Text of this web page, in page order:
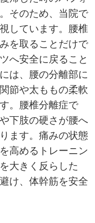
そのため、当院で
しています。腰椎
を取ることだけで
へ安全に戻ること
は、腰の分離部に
節や太ももの柔軟
。腰椎分離症で
下肢の硬さが腰へ
ます。痛みの状態
高めるトレーニン
大きく反らした
け、体幹筋を安全